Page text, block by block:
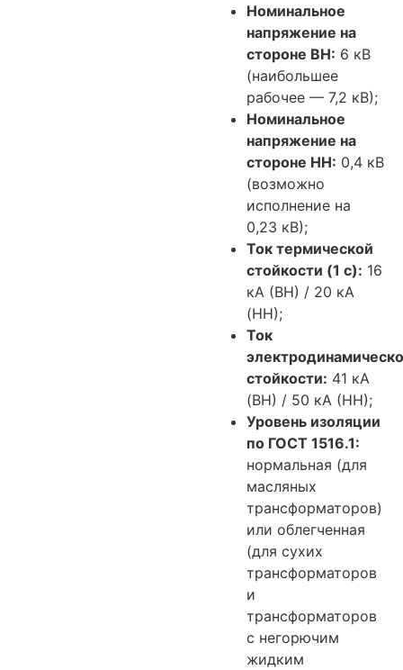
Номинальное
напряжение на
стороне ВН: 6 кВ
(наибольшее
рабочее — 7,2 кВ);
Номинальное
напряжение на
стороне НН: 0,4 кВ
(возможно
исполнение на
0,23 кВ);
Ток термической
стойкости (1 с): 16
кА (ВН) / 20 кА
(НН);
Ток
стойкости: 41 кА
(ВН) / 50 кА (НН);
Уровень изоляции
по ГОСТ 1516.1:
нормальная (для
масляных
трансформаторов)
или облегченная
(для сухих
трансформаторов
и
трансформаторов
с негорючим
жидким